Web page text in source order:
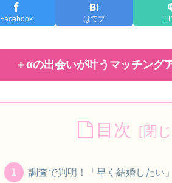
Facebook はてブ
＋αの出会いが叶うマッチング
目次
調査で判明！「早く結婚したい